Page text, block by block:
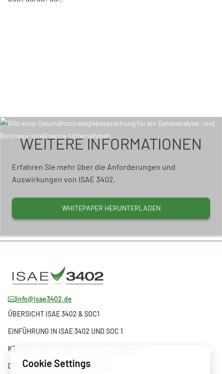
WEITERE INFORMATIONEN
Erfahren Sie mehr über die Anforderungen und
Auswirkungen von ISAE 3402.
WHITEPAPER HERUNTERLADEN
info@isae3402.de
ÜBERSICHT ISAE 3402 & SOC1
EINFÜHRUNG IN ISAE 3402 UND SOC 1
KERNELEMENTE EINES ISAE 3402-BERICHTS
DIE ENTWICKLUNG VON ISAE 3402
Cookie Settings